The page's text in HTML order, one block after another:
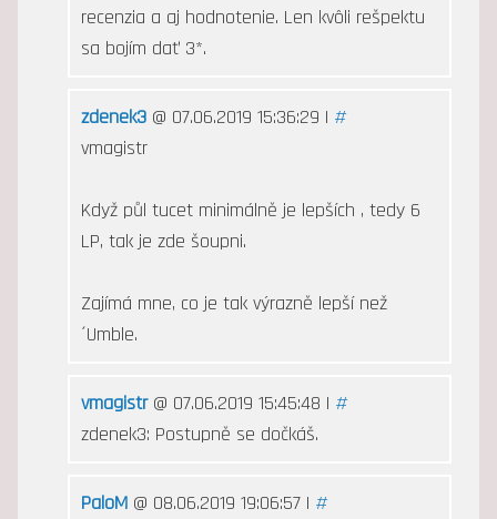
recenzia a aj hodnotenie. Len kvôli rešpektu
sa bojím dať 3*.
zdenek3@ 07.06.2019 15:36:29 | #
vmagistr
Když půl tucet minimálně je lepších , tedy 6
LP, tak je zde šoupni.
Zajímá mne, co je tak výrazně lepší než
´Umble.
vmagistr@ 07.06.2019 15:45:48 | #
zdenek3: Postupně se dočkáš.
PaloM@ 08.06.2019 19:06:57 | #